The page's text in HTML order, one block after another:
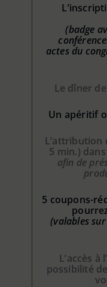
(badge
actes du
Le dîner
Un apéritif
L’attribution
5 min.)
afin de
5 coupons-
(valables
L’accès
possibilité